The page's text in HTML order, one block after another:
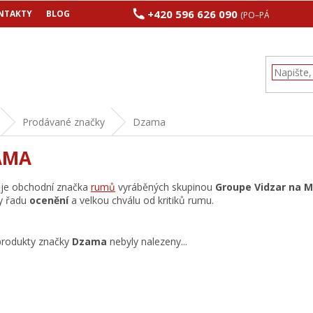
BLOG +420 596 626 090 (PO–PÁ 8:00–17:00)
Prodávané značky Dzama
obchodní značka rumů vyráběných skupinou Groupe Vidzar na
řadu oceněnía velkou chválu od kritiků rumu.
značky Dzama nebyly nalezeny...